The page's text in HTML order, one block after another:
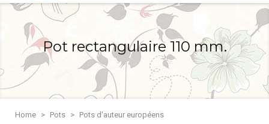
Pot rectangulaire 110 mm.
Home Pots
Pots d'auteur européens